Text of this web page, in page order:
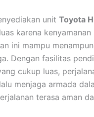
unit Toyota
karena
ini mampu
Dengan fasilitas
cukup luas,
menjaga armada
terasa aman